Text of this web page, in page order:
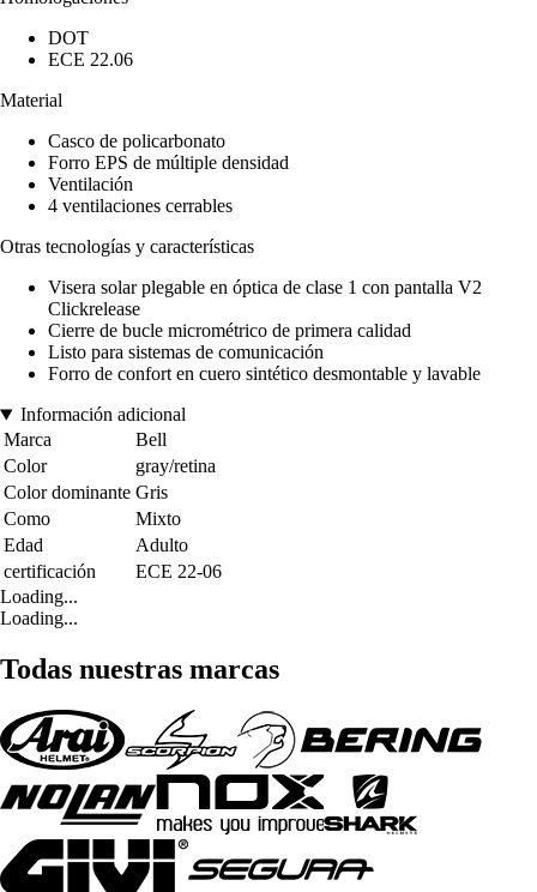
DOT
ECE 22.06
Material
Casco de policarbonato
Forro EPS de múltiple densidad
Ventilación
4 ventilaciones cerrables
Otras tecnologías y características
Visera solar plegable en óptica de clase 1 con pantalla V2
Clickrelease
Cierre de bucle micrométrico de primera calidad
Listo para sistemas de comunicación
Forro de confort en cuero sintético desmontable y lavable
Información adicional
Marca
Bell
Color
gray/retina
Color dominante Gris
Como
Mixto
Edad
Adulto
certificación
ECE 22-06
Loading...
Loading...
Todas nuestras marcas